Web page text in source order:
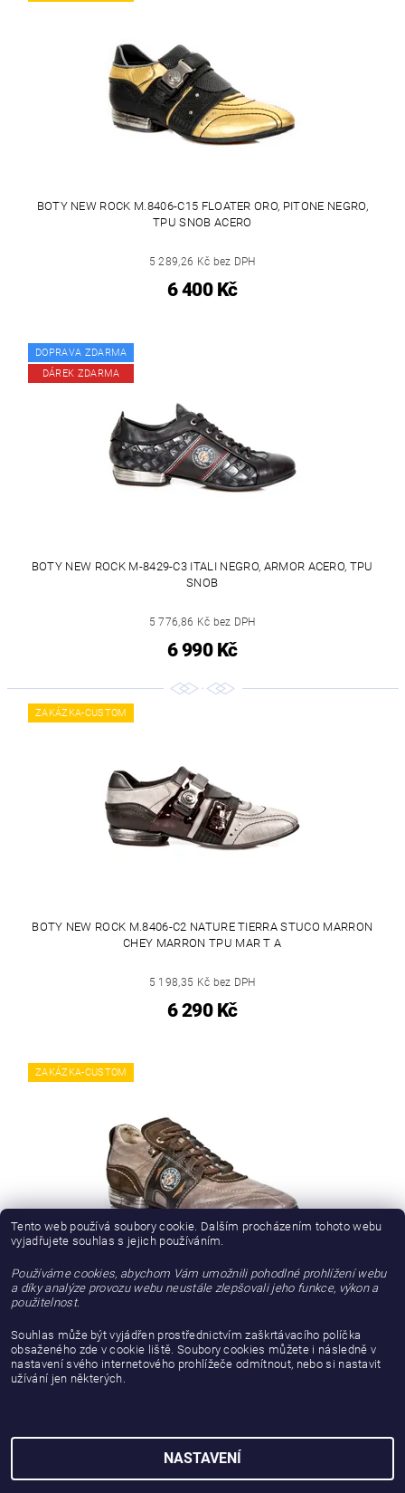
BOTY NEW ROCK M.8406-C15 FLOATER ORO, PITONE NEGRO,
TPU SNOB ACERO
5 289,26 Kč bez DPH
6 400 Kč
DOPRAVA ZDARMA
DÁREK ZDARMA
BOTY NEW ROCK M-8429-C3 ITALI NEGRO, ARMOR ACERO, TPU
SNOB
5 776,86 Kč bez DPH
6 990 Kč
ZAKÁZKA-CUSTOM
BOTY NEW ROCK M.8406-C2 NATURE TIERRA STUCO MARRON
CHEY MARRON TPU MAR T A
5 198,35 Kč bez DPH
6 290 Kč
ZAKÁZKA-CUSTOM
BOTY NEW ROCK M.8403-C20 NATURE TIERRA, VELOUR
5 198,35 Kč bez DPH
6 290 Kč
2026 © gattanera.com, všechna práva vyhrazena
Tento web používá soubory cookie. Dalším procházením tohoto webu
vyjadřujete souhlas s jejich používáním.
Používáme cookies, abychom Vám umožnili pohodlné prohlížení webu
a díky analýze provozu webu neustále zlepšovali jeho funkce, výkon a
použitelnost.
Souhlas může být vyjádřen prostřednictvím zaškrtávacího políčka
obsaženého zde v cookie liště. Soubory cookies můžete i následně v
nastavení svého internetového prohlížeče odmítnout, nebo si nastavit
užívání jen některých.
NASTAVENÍ